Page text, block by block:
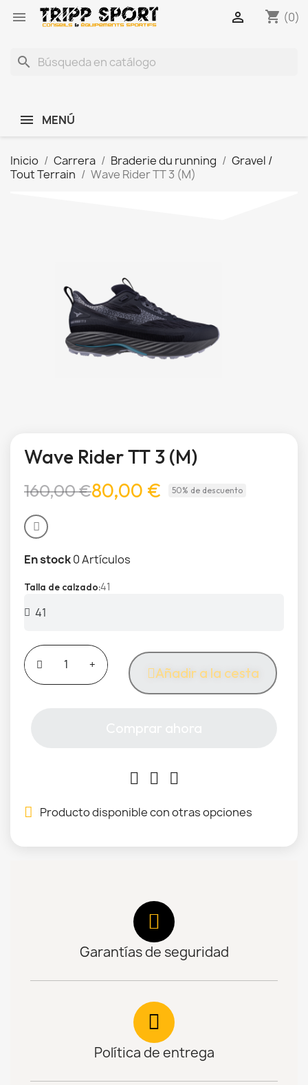
 shopping_cart (0)

search
MENÚ
Inicio Carrera Braderie du running
Gravel /
Tout Terrain
Wave Rider TT 3 (M)
Wave Rider TT 3 (M)
160,00 €80,00 € 50% de descuento
En stock0 Artículos
Talla de calzado 41
Añadir a la cesta
Producto disponible con otras opciones
Garantías de seguridad
Política de entrega